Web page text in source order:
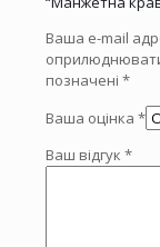
Ваша e-mail
позначені *
Ваша оцінка *
Ваш відгук *